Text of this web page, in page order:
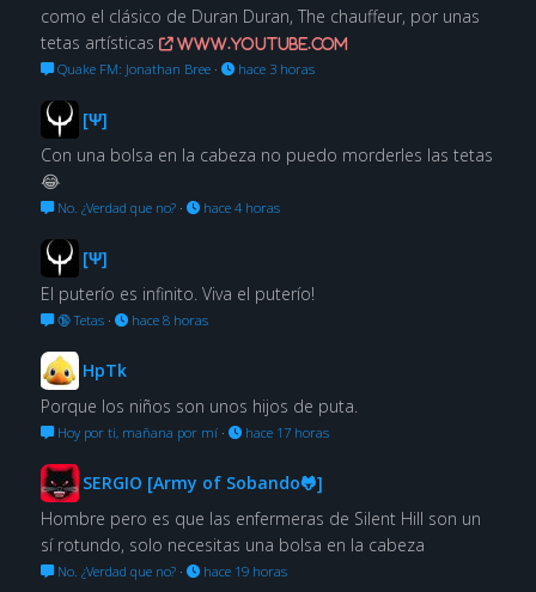
como el clásico de Duran Duran, The chauffeur, por unas
tetas artísticas
www.youtube.com
Quake FM: Jonathan Bree· hace 3 horas
[Ψ]
Con una bolsa en la cabeza no puedo morderles las tetas
😂
No. ¿Verdad que no?· hace 4 horas
[Ψ]
El puterío es infinito. Viva el puterío!
🔞 Tetas· hace 8 horas
HpTk
Porque los niños son unos hijos de puta.
Hoy por ti, mañana por mí· hace 17 horas
SERGIO [Army of Sobando🐸]
Hombre pero es que las enfermeras de Silent Hill son un
sí rotundo, solo necesitas una bolsa en la cabeza
No. ¿Verdad que no?· hace 19 horas